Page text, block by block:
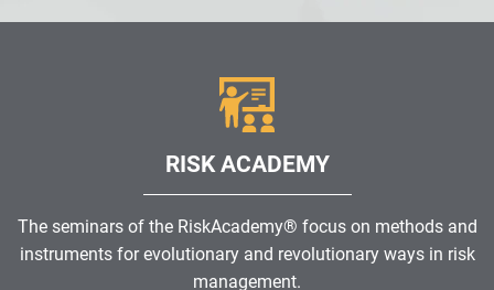
RISK ACADEMY
The seminars of the RiskAcademy® focus on methods and
instruments for evolutionary and revolutionary ways in risk
management.